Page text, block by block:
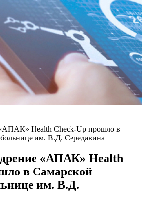
Health Check-Up прошло в
им. В.Д. Середавина
«АПАК» Health
в Самарской
им. В.Д.